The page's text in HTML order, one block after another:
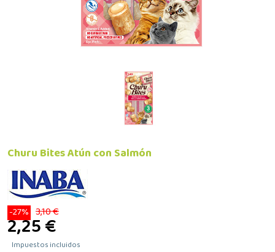
Churu Bites Atún con Salmón
-27% 3,10 €
2,25 €
Impuestos incluidos